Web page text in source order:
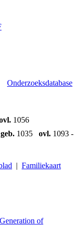
Onderzoeksdatabase
1056
geb. 1035 ovl. 1093 -
| Familiekaart
of